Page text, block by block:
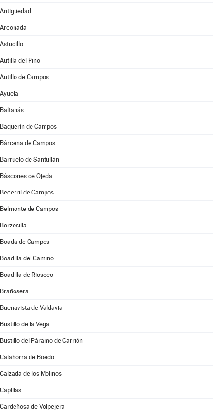
Antigüedad
Arconada
Astudillo
Autilla del Pino
Autillo de Campos
Ayuela
Baltanás
Baquerín de Campos
Bárcena de Campos
Barruelo de Santullán
Báscones de Ojeda
Becerril de Campos
Belmonte de Campos
Berzosilla
Boada de Campos
Boadilla del Camino
Boadilla de Rioseco
Brañosera
Buenavista de Valdavia
Bustillo de la Vega
Bustillo del Páramo de Carrión
Calahorra de Boedo
Calzada de los Molinos
Capillas
Cardeñosa de Volpejera